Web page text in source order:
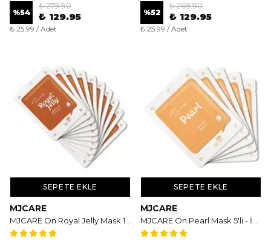
%54
₺ 279.90
₺ 129.95
₺ 25.99 / Adet
%52
₺ 269.90
₺ 129.95
₺ 25.99 / Adet
SEPETE EKLE
MJCARE
SEPETE EKLE
MJCARE